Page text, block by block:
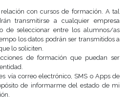
con cursos de formación. A tal
transmitirse a cualquier empresa
de seleccionar entre los alumnos/as
los datos podrán ser transmitidos a
lo soliciten.
de formación que puedan ser
vía correo electrónico, SMS o Apps de
de informarme del estado de mi